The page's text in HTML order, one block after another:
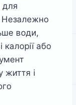
для
Незалежно
води,
або
життя і